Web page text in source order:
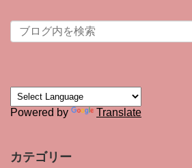
Powered by Translate
カテゴリー